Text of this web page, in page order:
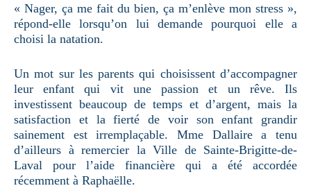
« Nager, ça me fait du bien, ça m’enlève mon stress »,
répond-elle lorsqu’on lui demande pourquoi elle a
choisi la natation.
Un mot sur les parents qui choisissent d’accompagner
leur enfant qui vit une passion et un rêve. Ils
investissent beaucoup de temps et d’argent, mais la
satisfaction et la fierté de voir son enfant grandir
sainement est irremplaçable. Mme Dallaire a tenu
d’ailleurs à remercier la Ville de Sainte-Brigitte-de-
Laval pour l’aide financière qui a été accordée
récemment à Raphaëlle.